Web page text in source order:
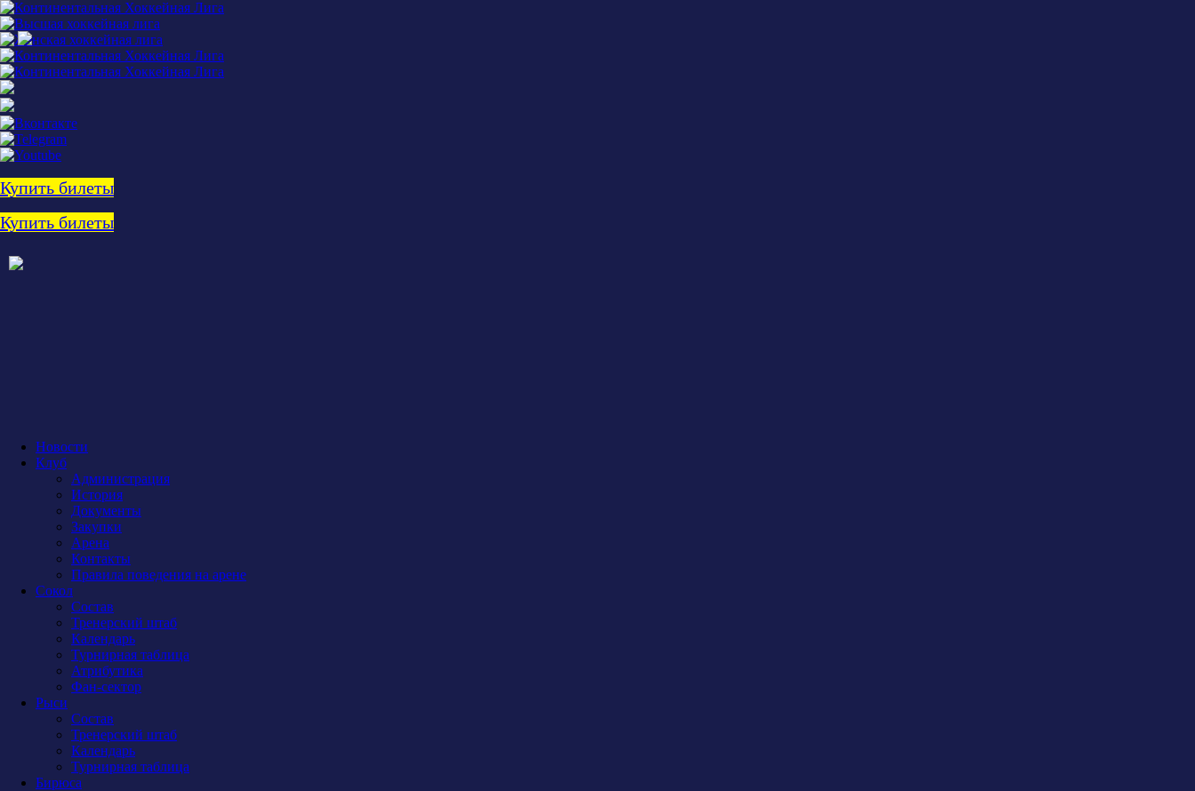
Купить билеты
Купить билеты
Новости
Клуб
Администрация
История
Документы
Закупки
Арена
Контакты
Правила поведения на арене
Сокол
Состав
Тренерский штаб
Календарь
Турнирная таблица
Атрибутика
Фан-сектор
Рыси
Состав
Тренерский штаб
Календарь
Турнирная таблица
Бирюса